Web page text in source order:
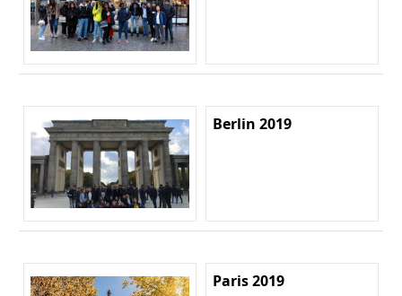
Berlin 2019
Paris 2019